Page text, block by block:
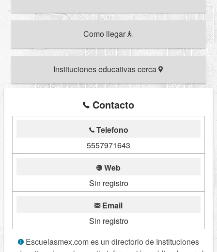
Como llegar
Instituciones educativas cerca
Contacto
Telefono
5557971643
Web
Sin registro
Email
Sin registro
Escuelasmex.com es un directorio de Instituciones